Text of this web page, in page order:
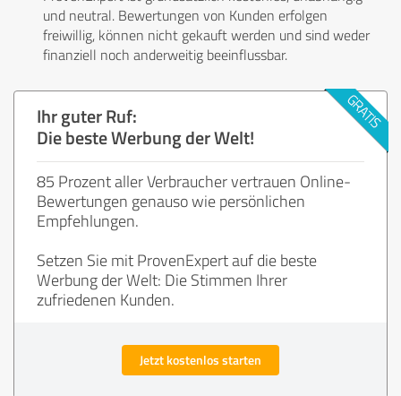
und neutral. Bewertungen von Kunden erfolgen
freiwillig, können nicht gekauft werden und sind weder
finanziell noch anderweitig beeinflussbar.
Ihr guter Ruf:
Die beste Werbung der Welt!
85 Prozent aller Verbraucher vertrauen Online-
Bewertungen genauso wie persönlichen
Empfehlungen.
Setzen Sie mit ProvenExpert auf die beste
Werbung der Welt: Die Stimmen Ihrer
zufriedenen Kunden.
Jetzt kostenlos starten